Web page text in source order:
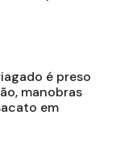
é preso
manobras
em